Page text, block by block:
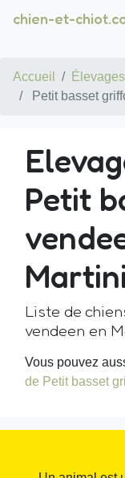
chien-et-
Accueil Élevages
Petit basset
Petit
Liste de
vendeen en
Vous pouvez
de Petit basset